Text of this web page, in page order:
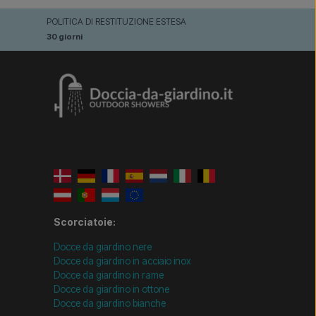
POLITICA DI RESTITUZIONE ESTESA
30 giorni
Scorciatoie:
Docce da giardino nere
Docce da giardino in acciaio inox
Docce da giardino in rame
Docce da giardino in ottone
Docce da giardino bianche